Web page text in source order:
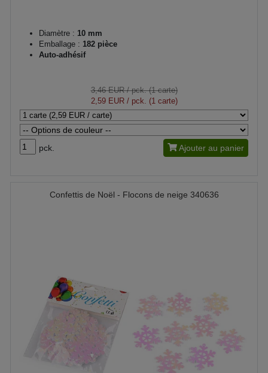
Diamètre : 10 mm
Emballage : 182 pièce
Auto-adhésif
3,46 EUR/ pck. (1 carte)
2,59 EUR/ pck. (1 carte)
pck. Ajouter au panier
Confettis de Noël - Flocons de neige 340636